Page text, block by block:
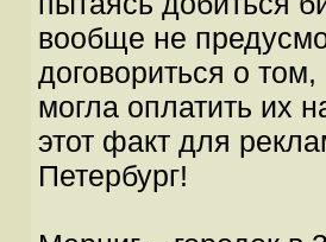
вообще не
договориться о
могла оплатить их
этот факт для
Петербург!